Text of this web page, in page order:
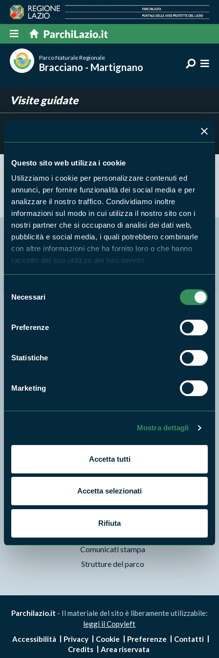
Questo sito web utilizza i cookie
Utilizziamo i cookie per personalizzare contenuti ed
annunci, per fornire funzionalità dei social media e per
analizzare il nostro traffico. Condividiamo inoltre
informazioni sul modo in cui utilizza il nostro sito con i
nostri partner che si occupano di analisi dei dati web,
pubblicità e social media, i quali potrebbero combinarle
con altre informazioni che ha fornito loro o che hanno
raccolto dal suo utilizzo dei loro servizi.
Selezione
delNecessari
Preferenze
Statistiche
Marketing
Mostra dettagli
Accetta tutti
Accetta selezionati
Rifiuta
Parco Naturale Regionale
Bracciano - Martignano
Visite guidate
Risultati trovati:0
Nessun risultato trovato
Segui i nostri social ufficiali
Pubblicazioni
Prodotti Natura in Campo
Aziende Natura in Campo
Programmi e progetti
Cartografie
Avvisi e bandi
Comunicati stampa
Strutture del parco
Parchilazio.it - Il materiale del sito è liberamente utilizzabile:
leggi il Copyleft
Accessibilità
Privacy Cookie Preferenze
Contatti
Credits
Area riservata